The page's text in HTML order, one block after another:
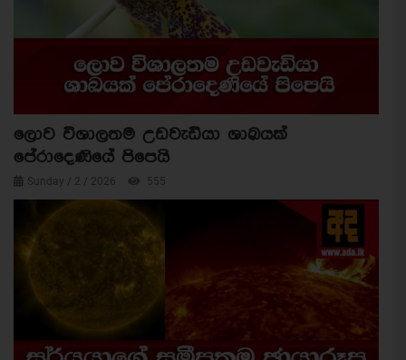
ලොව විශාලතම උඩවැඩියා ශාඛයක්
පේරාදෙණියේ පිපෙයි
Sunday / 2 / 2026 555